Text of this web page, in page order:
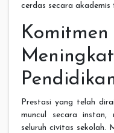
cerdas secara
Prestasi yang telah
muncul secara instan,
seluruh civitas sekolah.